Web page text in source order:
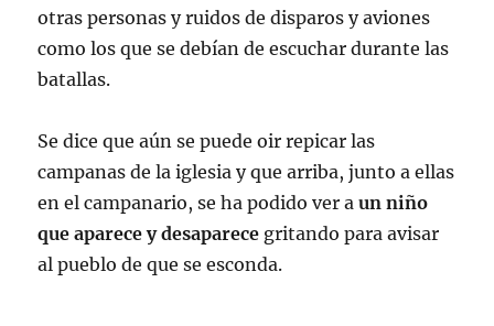
otras personas y ruidos de disparos y aviones
como los que se debían de escuchar durante las
batallas.
Se dice que aún se puede oir repicar las
campanas de la iglesia y que arriba, junto a ellas
en el campanario, se ha podido ver a un niño
que aparece y desaparece gritando para avisar
al pueblo de que se esconda.